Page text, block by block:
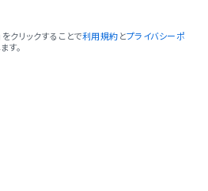
クリックすることで利用規約 とプライバシーポ
す。